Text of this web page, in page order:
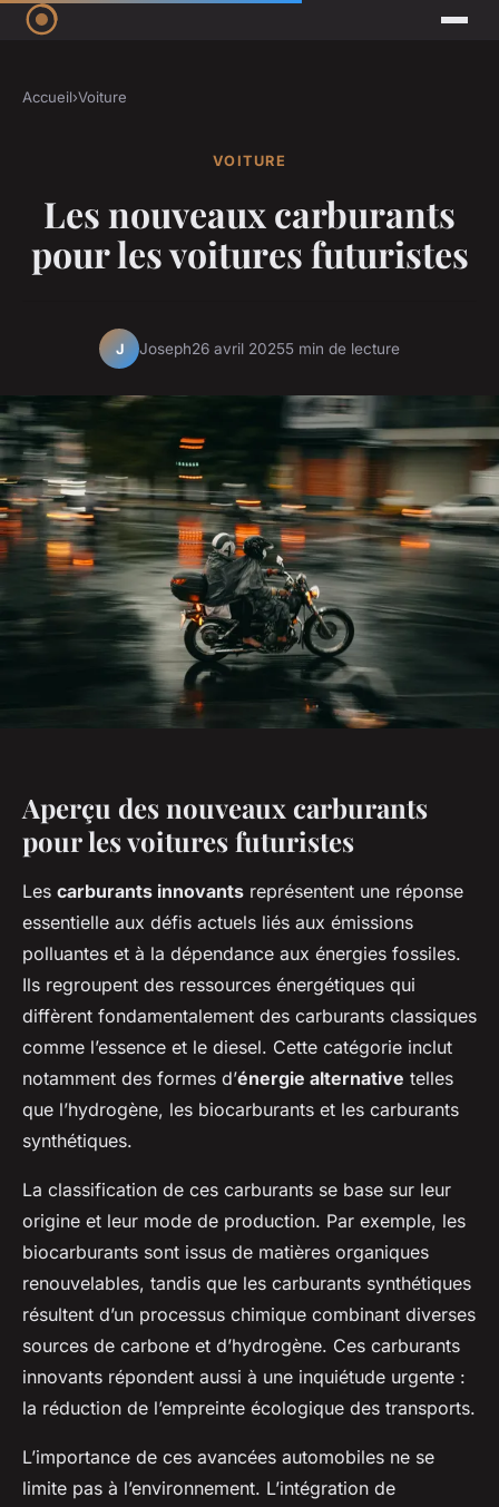
Accueil›Voiture
VOITURE
Les nouveaux carburants
pour les voitures futuristes
J Joseph26 avril 20255 min de lecture
Aperçu des nouveaux carburants
pour les voitures futuristes
Les carburants innovants représentent une réponse
essentielle aux défis actuels liés aux émissions
polluantes et à la dépendance aux énergies fossiles.
Ils regroupent des ressources énergétiques qui
diffèrent fondamentalement des carburants classiques
comme l’essence et le diesel. Cette catégorie inclut
notamment des formes d’énergie alternative telles
que l’hydrogène, les biocarburants et les carburants
synthétiques.
La classification de ces carburants se base sur leur
origine et leur mode de production. Par exemple, les
biocarburants sont issus de matières organiques
renouvelables, tandis que les carburants synthétiques
résultent d’un processus chimique combinant diverses
sources de carbone et d’hydrogène. Ces carburants
innovants répondent aussi à une inquiétude urgente :
la réduction de l’empreinte écologique des transports.
L’importance de ces avancées automobiles ne se
limite pas à l’environnement. L’intégration de